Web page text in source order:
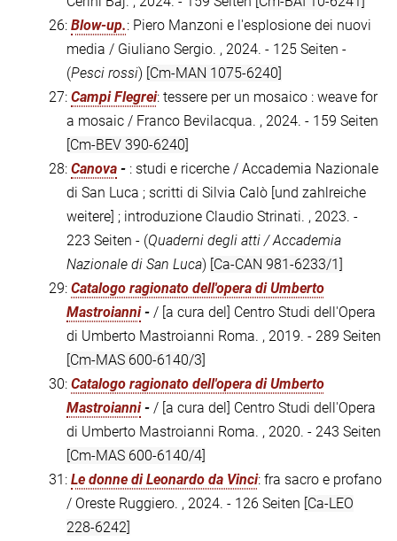
26: Blow-up.: Piero Manzoni e l'esplosione dei nuovi
media / Giuliano Sergio. , 2024. - 125 Seiten -
(Pesci rossi) [Cm-MAN 1075-6240]
27: Campi Flegrei: tessere per un mosaico : weave for
a mosaic / Franco Bevilacqua. , 2024. - 159 Seiten
[Cm-BEV 390-6240]
28: Canova - : studi e ricerche / Accademia Nazionale
di San Luca ; scritti di Silvia Calò [und zahlreiche
weitere] ; introduzione Claudio Strinati. , 2023. -
223 Seiten - (Quaderni degli atti / Accademia
Nazionale di San Luca) [Ca-CAN 981-6233/1]
29: Catalogo ragionato dell'opera di Umberto
Mastroianni- / [a cura del] Centro Studi dell'Opera
di Umberto Mastroianni Roma. , 2019. - 289 Seiten
[Cm-MAS 600-6140/3]
30: Catalogo ragionato dell'opera di Umberto
Mastroianni- / [a cura del] Centro Studi dell'Opera
di Umberto Mastroianni Roma. , 2020. - 243 Seiten
[Cm-MAS 600-6140/4]
31: Le donne di Leonardo da Vinci: fra sacro e profano
/ Oreste Ruggiero. , 2024. - 126 Seiten [Ca-LEO
228-6242]